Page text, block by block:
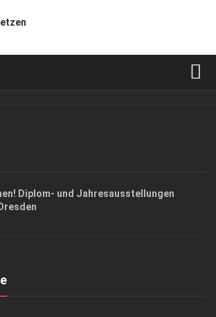
Diplom- und Jahresausstellungen